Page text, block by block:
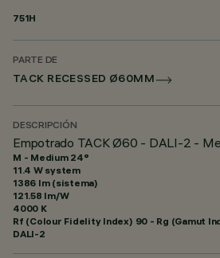
751H
PARTE DE
TACK RECESSED Ø60MM
DESCRIPCIÓN
Empotrado TACK Ø60 - DALI-2 -
M - Medium 24°
11.4 W system
1386 lm (sistema)
121.58 lm/W
4000 K
Rf (Colour Fidelity Index) 90 - Rg (Gamut
DALI-2